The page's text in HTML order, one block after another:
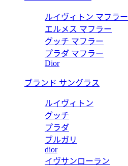
ルイヴィトン マフラー
エルメス マフラー
グッチ マフラー
プラダ マフラー
Dior
ブランド サングラス
ルイヴィトン
グッチ
プラダ
ブルガリ
dior
イヴサンローラン